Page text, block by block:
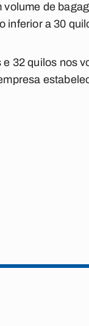
de
inferior a 30
32 quilos nos